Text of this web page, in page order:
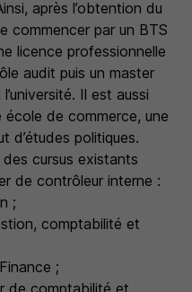
après l’obtention du
commencer par un BTS
licence professionnelle
audit puis un master
Il est aussi
école de commerce, une
d’études politiques.
cursus existants
de contrôleur interne :
;
comptabilité et
;
de comptabilité et